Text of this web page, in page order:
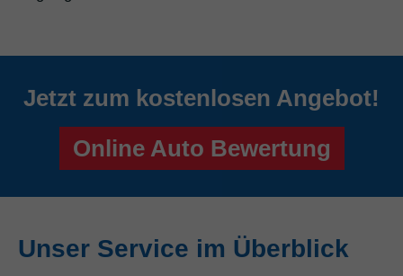
Jetzt zum kostenlosen Angebot!
Online Auto Bewertung
Unser Service im Überblick